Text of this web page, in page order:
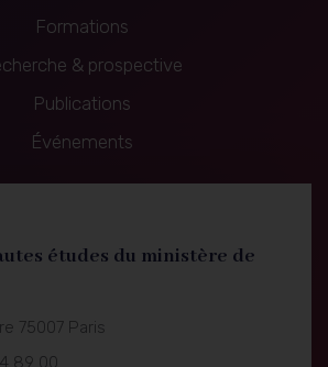
Formations
& prospective
Publications
Événements
études du ministère de
75007 Paris
89 00